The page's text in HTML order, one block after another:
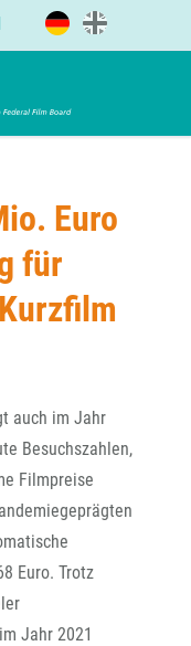
Euro
für
auch im Jahr
Besuchszahlen,
Filmpreise
Euro. Trotz
Jahr 2021